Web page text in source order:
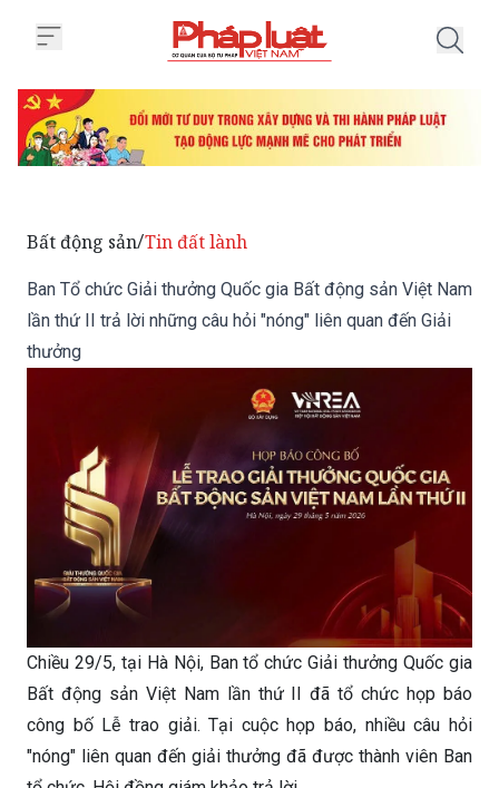
Bất động sản/Tin đất lành
Ban Tổ chức Giải thưởng Quốc gia Bất động sản Việt Nam
lần thứ II trả lời những câu hỏi "nóng" liên quan đến Giải
thưởng
Chiều 29/5, tại Hà Nội, Ban tổ chức Giải thưởng Quốc gia
Bất động sản Việt Nam lần thứ II đã tổ chức họp báo
công bố Lễ trao giải. Tại cuộc họp báo, nhiều câu hỏi
"nóng" liên quan đến giải thưởng đã được thành viên Ban